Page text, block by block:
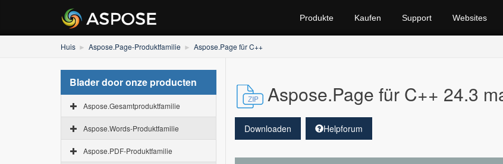
Produkte Kaufen Support Websites
Huis Aspose.Page-Produktfamilie Aspose.Page für C++
Blader door onze producten
Aspose.Gesamtproduktfamilie
Aspose.Words-Produktfamilie
Aspose.PDF-Produktfamilie
Aspose.Page für C++ 24.3
Downloaden Helpforum